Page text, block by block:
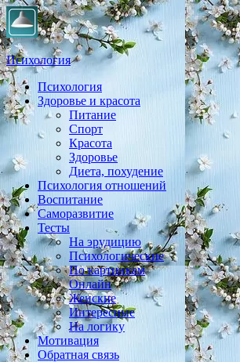
Психология
Практическая психология, личностный
здоровье, воспитание,
Психология
Здоровье и красота
Питание
Спорт
Красота
Здоровье
Диета, похудение
Психология отношений
Воспитание
Саморазвитие
Тесты
На эрудицию
Психологические
По картинкам
Онлайн
Женские
Интересные
На логику
Мотивация
Обратная связь